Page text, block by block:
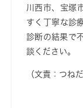
川西市、宝塚
すく丁寧な診
診断の結果で
談ください。
（文責：つね